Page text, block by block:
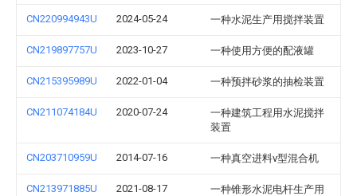
CN220994943U 2024-05-24 一种水泥生产用搅拌装置
CN219897757U 2023-10-27 一种使用方便的配液罐
CN215395989U 2022-01-04 一种预拌砂浆的抽检装置
CN211074184U 2020-07-24
一种建筑工程用水泥搅拌
装置
CN203710959U 2014-07-16 一种真空进料v型混合机
CN213971885U 2021-08-17
一种锥形水泥电杆生产用